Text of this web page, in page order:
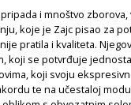
i mnoštvo
koje je Zajc pisao za
pratila i kvaliteta.
koji se potvrđuje
koji svoju
te na učestaloj